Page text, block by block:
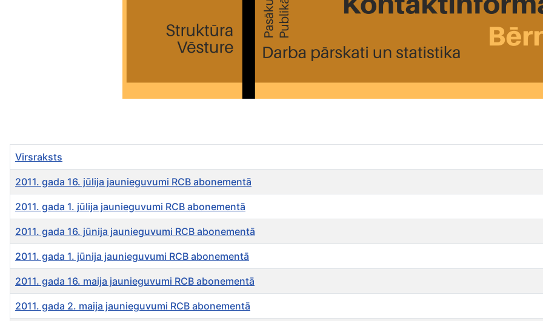
Virsraksts
2011. gada 16. jūlija jaunieguvumi RCB abonementā
2011. gada 1. jūlija jaunieguvumi RCB abonementā
2011. gada 16. jūnija jaunieguvumi RCB abonementā
2011. gada 1. jūnija jaunieguvumi RCB abonementā
2011. gada 16. maija jaunieguvumi RCB abonementā
2011. gada 2. maija jaunieguvumi RCB abonementā